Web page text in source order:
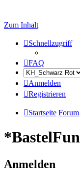
Zum Inhalt
Schnellzugriff
FAQ
Anmelden
Registrieren
Startseite Forum
Anmelden